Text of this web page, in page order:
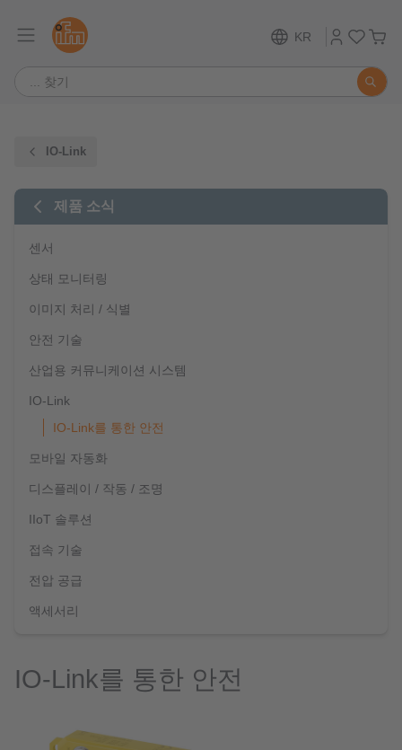
KR
IO-Link
제품 소식
센서
상태 모니터링
이미지 처리 / 식별
안전 기술
산업용 커뮤니케이션 시스템
IO-Link
IO-Link를 통한 안전
모바일 자동화
디스플레이 / 작동 / 조명
IIoT 솔루션
접속 기술
전압 공급
액세서리
IO-Link를 통한 안전